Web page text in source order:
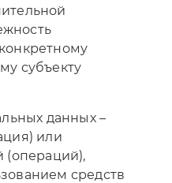
субъекту
данных –
или
(операций),
средств